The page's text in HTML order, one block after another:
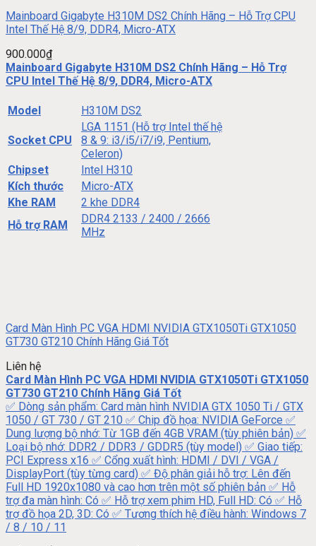
Mainboard Gigabyte H310M DS2 Chính Hãng – Hỗ Trợ CPU
Intel Thế Hệ 8/9, DDR4, Micro-ATX
900.000₫
Mainboard Gigabyte H310M DS2 Chính Hãng – Hỗ Trợ
CPU Intel Thế Hệ 8/9, DDR4, Micro-ATX
Model H310M DS2
Socket CPU
LGA 1151 (Hỗ trợ Intel thế hệ
8 & 9: i3/i5/i7/i9, Pentium,
Celeron)
Chipset
Intel H310
Kích thước
Micro-ATX
Khe RAM
2 khe DDR4
Hỗ trợ RAM
DDR4 2133 / 2400 / 2666
MHz
Card Màn Hình PC VGA HDMI NVIDIA GTX1050Ti GTX1050
GT730 GT210 Chính Hãng Giá Tốt
Liên hệ
Card Màn Hình PC VGA HDMI NVIDIA GTX1050Ti GTX1050
GT730 GT210 Chính Hãng Giá Tốt
✅ Dòng sản phẩm: Card màn hình NVIDIA GTX 1050 Ti / GTX
1050 / GT 730 / GT 210 ✅ Chip đồ họa: NVIDIA GeForce ✅
Dung lượng bộ nhớ: Từ 1GB đến 4GB VRAM (tùy phiên bản) ✅
Loại bộ nhớ: DDR2 / DDR3 / GDDR5 (tùy model) ✅ Giao tiếp:
PCI Express x16 ✅ Cổng xuất hình: HDMI / DVI / VGA /
DisplayPort (tùy từng card) ✅ Độ phân giải hỗ trợ: Lên đến
Full HD 1920x1080 và cao hơn trên một số phiên bản ✅ Hỗ
trợ đa màn hình: Có ✅ Hỗ trợ xem phim HD, Full HD: Có ✅ Hỗ
trợ đồ họa 2D, 3D: Có ✅ Tương thích hệ điều hành: Windows 7
/ 8 / 10 / 11